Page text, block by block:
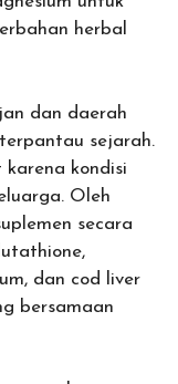
herbal
dan daerah
sejarah.
kondisi
Oleh
secara
dan cod liver
bersamaan